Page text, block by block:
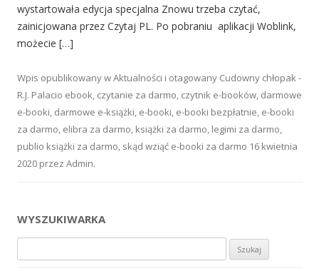
wystartowała edycja specjalna Znowu trzeba czytać,
zainicjowana przez Czytaj PL. Po pobraniu aplikacji Woblink,
możecie […]
Wpis opublikowany wAktualności i otagowany Cudowny chłopak -
R.J. Palacio ebook, czytanie za darmo, czytnik e-booków, darmowe
e-booki, darmowe e-książki, e-booki, e-booki bezpłatnie, e-booki
za darmo, elibra za darmo, książki za darmo, legimi za darmo,
publio książki za darmo, skąd wziąć e-booki za darmo 16 kwietnia
2020 przez Admin.
WYSZUKIWARKA